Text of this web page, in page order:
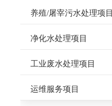
养殖/屠宰污水处理项目
净化水处理项目
工业废水处理项目
运维服务项目